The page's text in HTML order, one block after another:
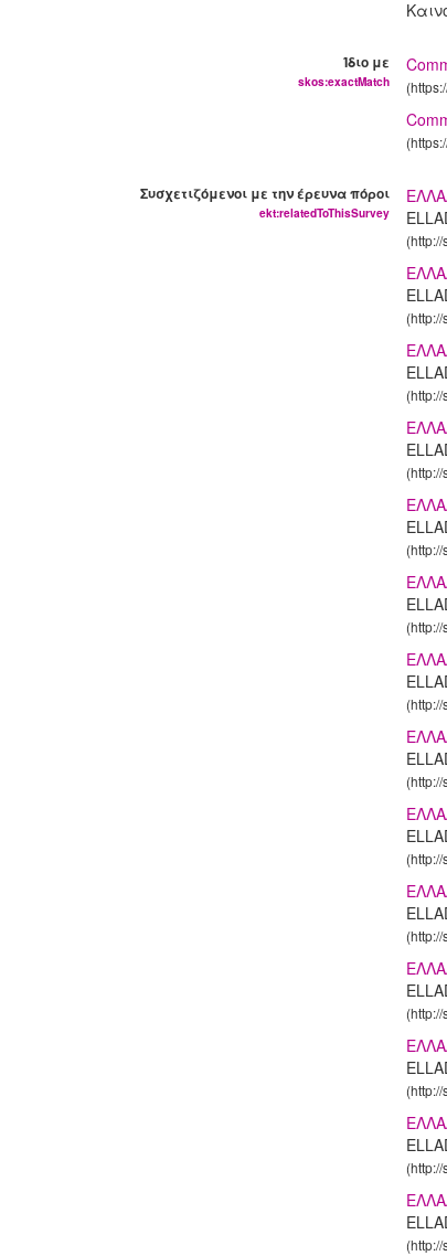
Ίδιο με
skos:exactMatch
Συσχετιζόμενοι με την έρευνα πόροι
ekt:relatedToThisSurvey